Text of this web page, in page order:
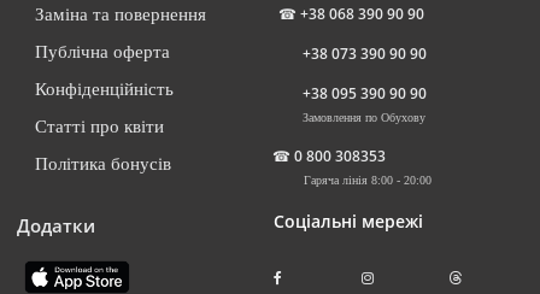
Заміна та повернення
Публічна оферта
Конфіденційність
Статті про квіти
Політика бонусів
Додатки
☎ +38 068 390 90 90
+38 073 390 90 90
+38 095 390 90 90
Замовлення по Обухову
☎ 0 800 308353
Гаряча лінія 8:00 - 20:00
Соціальні мережі